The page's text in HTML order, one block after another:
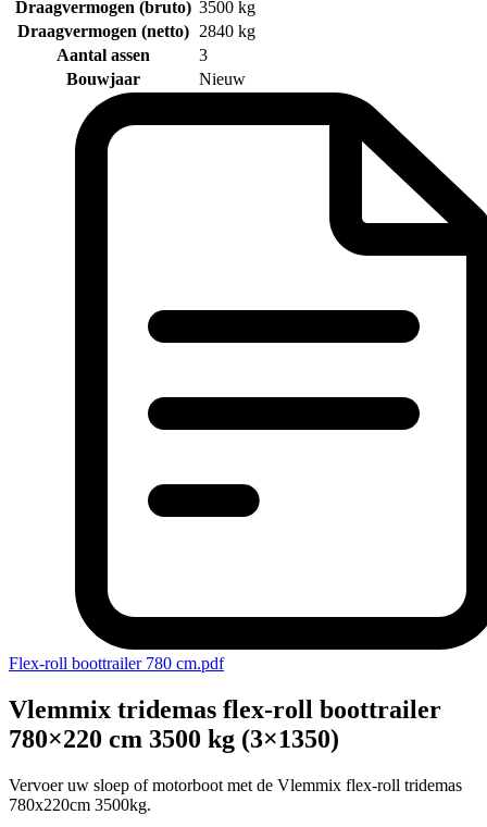
Draagvermogen (bruto) 3500 kg
Draagvermogen (netto) 2840 kg
Aantal assen
3
Bouwjaar
Nieuw
Flex-roll boottrailer 780 cm.pdf
Vlemmix tridemas flex-roll boottrailer
780×220 cm 3500 kg (3×1350)
Vervoer uw sloep of motorboot met de Vlemmix flex-roll tridemas
780x220cm 3500kg.